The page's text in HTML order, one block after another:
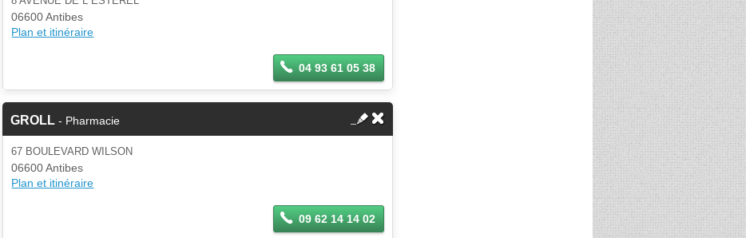
06600 Antibes
Plan et itinéraire
04 93 61 05 38
GROLL - Pharmacie
67 BOULEVARD WILSON
06600 Antibes
Plan et itinéraire
09 62 14 14 02